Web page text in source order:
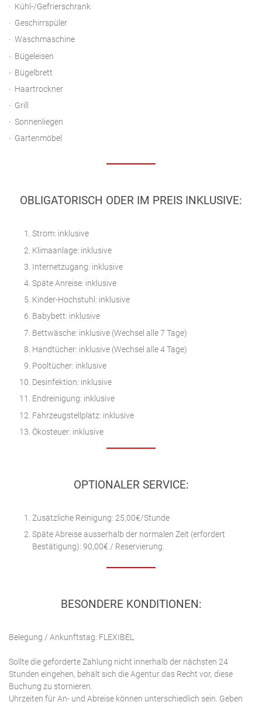
Kühl-/Gefrierschrank
Geschirrspüler
Waschmaschine
Bügeleisen
Bügelbrett
Haartrockner
Grill
Sonnenliegen
Gartenmöbel
OBLIGATORISCH ODER IM PREIS INKLUSIVE:
Strom: inklusive
Klimaanlage: inklusive
Internetzugang: inklusive
Späte Anreise: inklusive
Kinder-Hochstuhl: inklusive
Babybett: inklusive
Bettwäsche: inklusive (Wechsel alle 7 Tage)
Handtücher: inklusive (Wechsel alle 4 Tage)
Pooltücher: inklusive
Desinfektion: inklusive
Endreinigung: inklusive
Fahrzeugstellplatz: inklusive
Ökosteuer: inklusive
OPTIONALER SERVICE:
Zusätzliche Reinigung: 25,00€/Stunde
Späte Abreise ausserhalb der normalen Zeit (erfordert
Bestätigung): 90,00€ / Reservierung.
BESONDERE KONDITIONEN:
Belegung / Ankunftstag: FLEXIBEL
Sollte die geforderte Zahlung nicht innerhalb der nächsten 24
Stunden eingehen, behält sich die Agentur das Recht vor, diese
Buchung zu stornieren.
Uhrzeiten für An- und Abreise können unterschiedlich sein. Geben